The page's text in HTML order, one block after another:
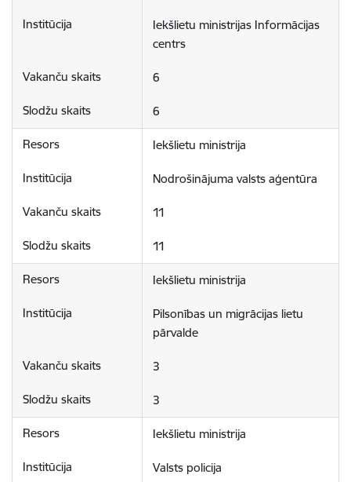
Iekšlietu ministrijas Informācijas
centrs
6
6
Iekšlietu ministrija
Nodrošinājuma valsts aģentūra
11
11
Iekšlietu ministrija
Pilsonības un migrācijas lietu
pārvalde
3
3
Iekšlietu ministrija
Valsts policija